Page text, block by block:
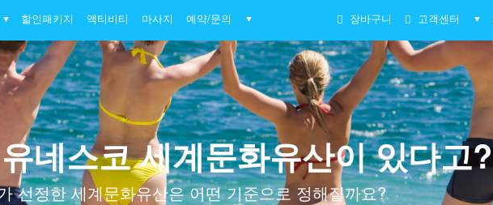
▼ 할인패키지 액티비티 마사지 예약/문의 ▼ 장바구니 고객센터 ▼
네스코 세계문화유산이 있다고?
선정한 세계문화유산은 어떤 기준으로 정해질까요?